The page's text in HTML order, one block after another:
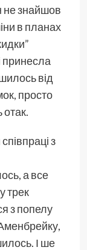
не знайшов
в планах
принесла
від
просто
отак.
з
а все
трек
з попелу
І ше